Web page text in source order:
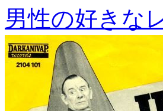
男性の好きな